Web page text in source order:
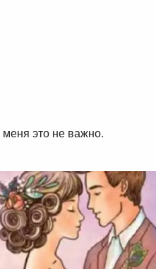
это не важно.